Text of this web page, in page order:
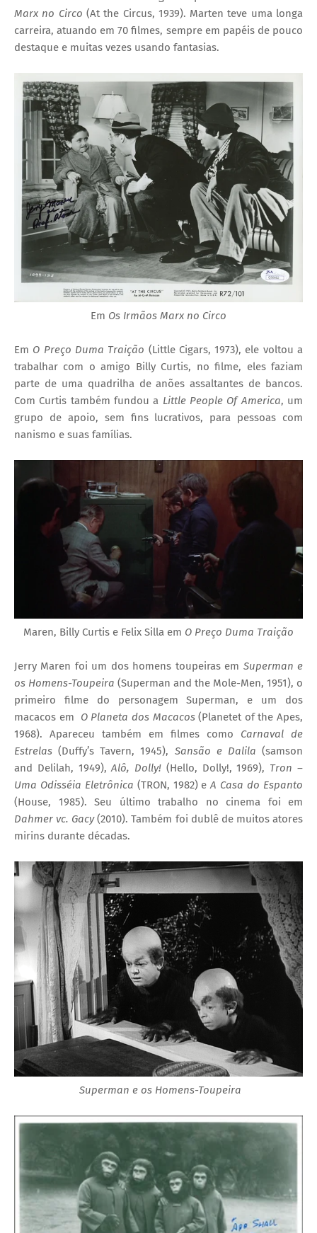
Marx no Circo (At the Circus, 1939). Marten teve uma longa
carreira, atuando em 70 filmes, sempre em papéis de pouco
destaque e muitas vezes usando fantasias.
Em Os Irmãos Marx no Circo
Em O Preço Duma Traição (Little Cigars, 1973), ele voltou a
trabalhar com o amigo Billy Curtis, no filme, eles faziam
parte de uma quadrilha de anões assaltantes de bancos.
Com Curtis também fundou a Little People Of America, um
grupo de apoio, sem fins lucrativos, para pessoas com
nanismo e suas famílias.
Maren, Billy Curtis e Felix Silla em O Preço Duma Traição
Jerry Maren foi um dos homens toupeiras em Superman e
os Homens-Toupeira (Superman and the Mole-Men, 1951), o
primeiro filme do personagem Superman, e um dos
macacos em O Planeta dos Macacos(Planetet of the Apes,
1968). Apareceu também em filmes como Carnaval de
Estrelas (Duffy’s Tavern, 1945), Sansão e Dalila (samson
and Delilah, 1949),Alô, Dolly! (Hello, Dolly!, 1969), Tron –
Uma Odisséia Eletrônica (TRON, 1982) eA Casa do Espanto
(House, 1985). Seu último trabalho no cinema foi em
Dahmer vc. Gacy(2010). Também foi dublê de muitos atores
mirins durante décadas.
Superman e os Homens-Toupeira